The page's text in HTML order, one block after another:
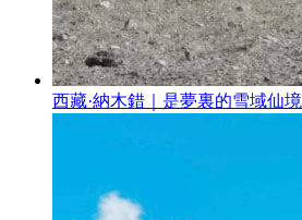
西藏·納木錯｜是夢裏的雪域仙境